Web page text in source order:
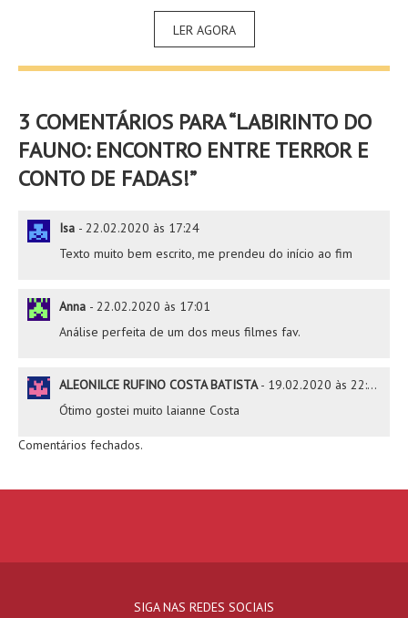
LER AGORA
3 COMENTÁRIOS PARA “LABIRINTO DO
FAUNO: ENCONTRO ENTRE TERROR E
CONTO DE FADAS!”
Isa - 22.02.2020 às 17:24
Texto muito bem escrito, me prendeu do início ao fim
Anna - 22.02.2020 às 17:01
Análise perfeita de um dos meus filmes fav.
ALEONILCE RUFINO COSTA BATISTA- 19.02.2020 às 22:11
Ótimo gostei muito laianne Costa
Comentários fechados.
SIGA NAS REDES SOCIAIS